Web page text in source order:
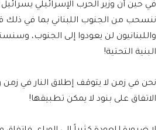
في حين أن وزير الحرب الإسرائيلي
ننسحب من الجنوب اللبناني بما في ذلك
واللبنانيون لن يعودوا إلى الجنوب،
البنية التحتية!
نحن في زمن لا يتوقف إطلاق النار في زمن
الاتفاق على بنود لا يمكن تطبيقها!